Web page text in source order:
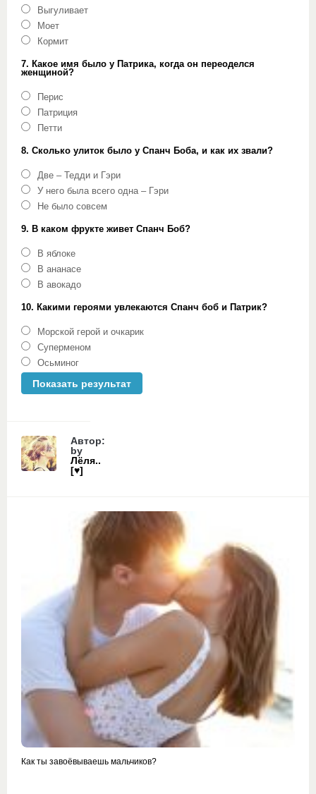
Выгуливает
Моет
Кормит
7. Какое имя было у Патрика, когда он переоделся
женщиной?
Перис
Патриция
Петти
8. Сколько улиток было у Спанч Боба, и как их звали?
Две – Тедди и Гэри
У него была всего одна – Гэри
Не было совсем
9. В каком фрукте живет Спанч Боб?
В яблоке
В ананасе
В авокадо
10. Какими героями увлекаются Спанч боб и Патрик?
Морской герой и очкарик
Суперменом
Осьминог
Автор:
by
Лёля..
[♥]
Как ты завоёвываешь мальчиков?